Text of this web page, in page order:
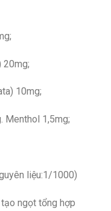
20mg;
10mg;
Menthol 1,5mg;
liệu:1/1000)
ngọt tổng hợp